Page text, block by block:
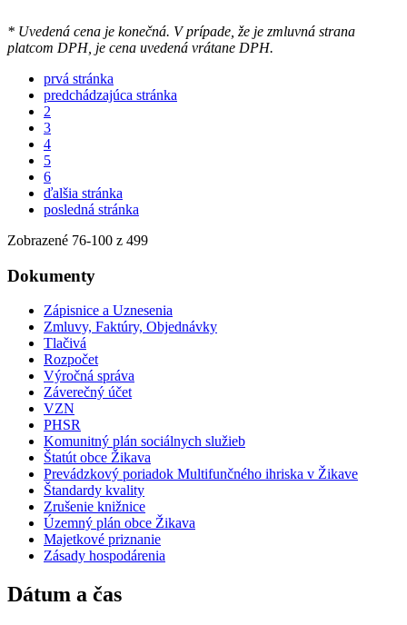
* Uvedená cena je konečná. V prípade, že je zmluvná strana
platcom DPH, je cena uvedená vrátane DPH.
prvá stránka
predchádzajúca stránka
2
3
4
5
6
ďalšia stránka
posledná stránka
Zobrazené 76-100 z 499
Dokumenty
Zápisnice a Uznesenia
Zmluvy, Faktúry, Objednávky
Tlačivá
Rozpočet
Výročná správa
Záverečný účet
VZN
PHSR
Komunitný plán sociálnych služieb
Štatút obce Žikava
Prevádzkový poriadok Multifunčného ihriska v Žikave
Štandardy kvality
Zrušenie knižnice
Územný plán obce Žikava
Majetkové priznanie
Zásady hospodárenia
Dátum a čas